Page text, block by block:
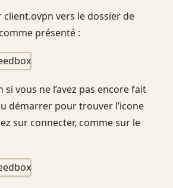
client.ovpn vers le dossier de
présenté :
si vous ne l’avez pas encore fait
démarrer pour trouver l’icone
sur connecter, comme sur le